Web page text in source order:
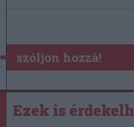
szóljon hozzá!
Ezek is